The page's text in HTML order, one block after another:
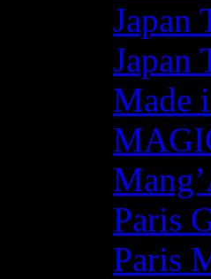
Japan
Japan
Made
Paris
Paris